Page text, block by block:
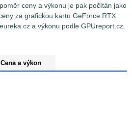
ceny a výkonu je pak počítán jako
za grafickou kartu GeForce RTX
a výkonu podle GPUreport.cz.
Cena a výkon